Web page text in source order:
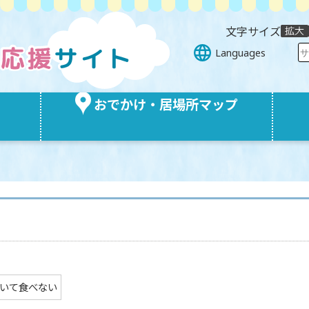
文字サイズ
Languages
おでかけ・居場所マップ
て食べない